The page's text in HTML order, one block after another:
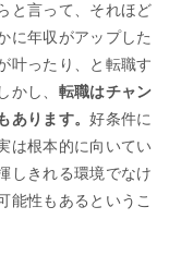
と言って、それほど
に年収がアップした
叶ったり、と転職す
かし、 転職はチャン
あります。好条件に
は根本的に向いてい
しきれる環境でなけ
能性もあるというこ